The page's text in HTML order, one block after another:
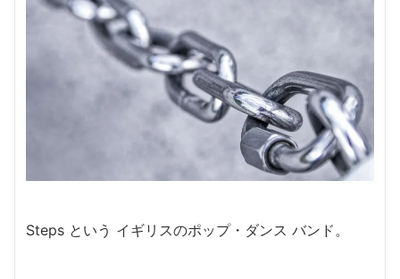
Steps という イギリスのポップ・ダンス バンド。